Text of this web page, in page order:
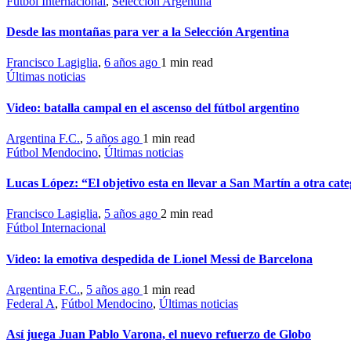
Desde las montañas para ver a la Selección Argentina
Francisco Lagiglia, 6 años ago 1 min read
Últimas noticias
Video: batalla campal en el ascenso del fútbol argentino
Argentina F.C., 5 años ago 1 min read
Fútbol Mendocino, Últimas noticias
Lucas López: “El objetivo esta en llevar a San Martín a otra
Francisco Lagiglia, 5 años ago 2 min read
Fútbol Internacional
Video: la emotiva despedida de Lionel Messi de Barcelona
Argentina F.C., 5 años ago 1 min read
Federal A, Fútbol Mendocino, Últimas noticias
Así juega Juan Pablo Varona, el nuevo refuerzo de Globo